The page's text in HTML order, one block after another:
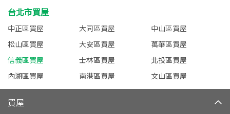
台北市買屋
中正區買屋 大同區買屋
中山區買屋
松山區買屋
大安區買屋
萬華區買屋
信義區買屋
士林區買屋
北投區買屋
內湖區買屋
南港區買屋 文山區買屋
買屋